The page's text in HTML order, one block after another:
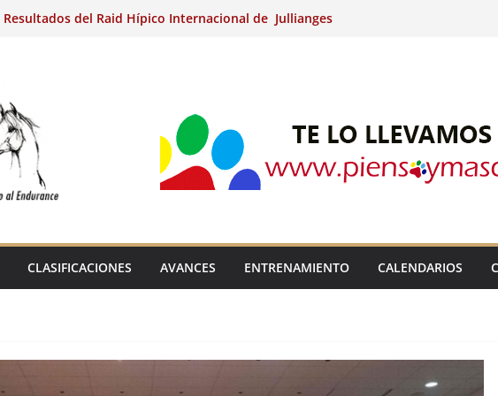
Resultados del Raid Hípico Internacional de Jullianges
Caballos Jóvenes de Raid.
Raid Hípico Eladina Kung (Badajoz).
CLASIFICACIONES AVANCES ENTRENAMIENTO CALENDARIOS